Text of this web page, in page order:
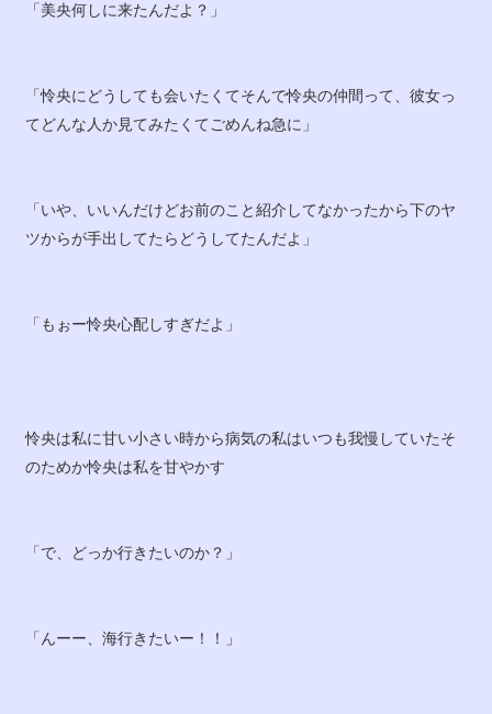
「美央何しに来たんだよ？」
「怜央にどうしても会いたくてそんで怜央の仲間って、彼女っ
てどんな人か見てみたくてごめんね急に」
「いや、いいんだけどお前のこと紹介してなかったから下のヤ
ツからが手出してたらどうしてたんだよ」
「もぉー怜央心配しすぎだよ」
怜央は私に甘い小さい時から病気の私はいつも我慢していたそ
のためか怜央は私を甘やかす
「で、どっか行きたいのか？」
「んーー、海行きたいー！！」